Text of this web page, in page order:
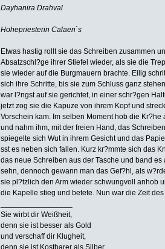
Dayhanira Drahval
Hohepriesterin Calaen`s
Etwas hastig rollt sie das Schreiben zusammen
Absatzschl?ge ihrer Stiefel wieder, als sie die
sie wieder auf die Burgmauern brachte. Eilig
sich ihre Schritte, bis sie zum Schluss ganz
war l?ngst auf sie gerichtet, in einer schr?gen
jetzt zog sie die Kapuze von ihrem Kopf und
Vorschein kam. Im selben Moment hob die
und nahm ihm, mit der freien Hand, das
spiegelte sich Wut in ihrem Gesicht und das
sst es neben sich fallen. Kurz kr?mmte sich das
das neue Schreiben aus der Tasche und band
sehn, dennoch gewann man das Gef?hl, als
sie pl?tzlich den Arm wieder schwungvoll anhob
die Kapelle stieg und betete. Nun war die Zeit
Sie wirbt dir Weißheit,
denn sie ist besser als Gold
und verschaff dir Klugheit,
denn sie ist Kostbarer als Silber